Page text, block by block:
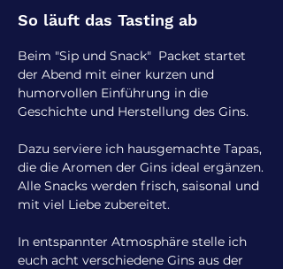
So läuft das Tasting ab
Beim "Sip und Snack" Packet startet
der Abend mit einer kurzen und
humorvollen Einführung in die
Geschichte und Herstellung des Gins.
Dazu serviere ich hausgemachte Tapas,
die die Aromen der Gins ideal ergänzen.
Alle Snacks werden frisch, saisonal und
mit viel Liebe zubereitet.
In entspannter Atmosphäre stelle ich
euch acht verschiedene Gins aus der